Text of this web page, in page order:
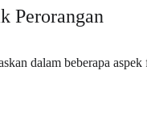
Perorangan
dalam beberapa aspek